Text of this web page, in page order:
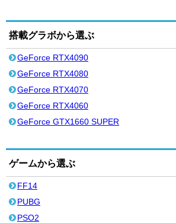
搭載グラボから選ぶ
GeForce RTX4090
GeForce RTX4080
GeForce RTX4070
GeForce RTX4060
GeForce GTX1660 SUPER
ゲームから選ぶ
FF14
PUBG
PSO2